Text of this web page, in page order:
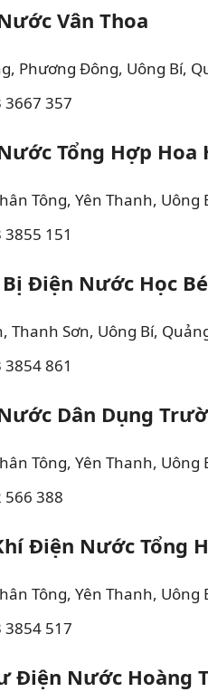
Vân Thoa
Phương Đông, Uông Bí,
3667 357
Tổng Hợp Hoa
Tông, Yên Thanh, Uông
151
Điện Nước Học Bé
Thanh Sơn, Uông Bí,
861
Dân Dụng
Tông, Yên Thanh, Uông
566 388
Điện Nước Tổng
Tông, Yên Thanh, Uông
3854 517
Điện Nước Hoàng